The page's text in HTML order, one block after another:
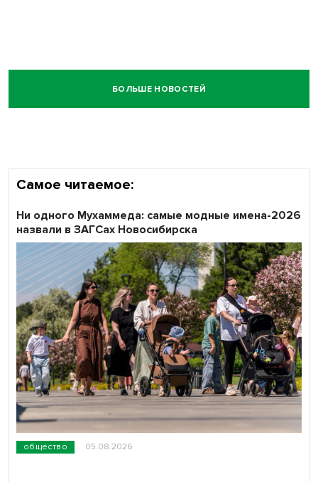
БОЛЬШЕ НОВОСТЕЙ
Самое читаемое:
общество 05.08.2026
Ни одного Мухаммеда: самые модные имена-2026
назвали в ЗАГСах Новосибирска